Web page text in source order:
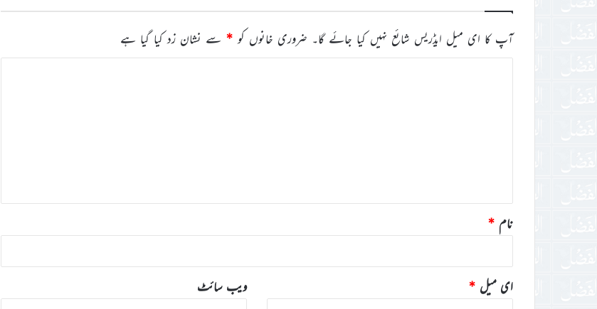
آپ کا ای میل ایڈریس شائع نہیں کیا جائے گا۔ ضروری خانوں کو * سے نشان زد کیا گیا ہے
نام *
ای میل * ویب‌ سائٹ